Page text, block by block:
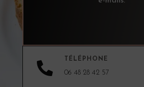

TÉLÉPHONE
06 48 28 42 57